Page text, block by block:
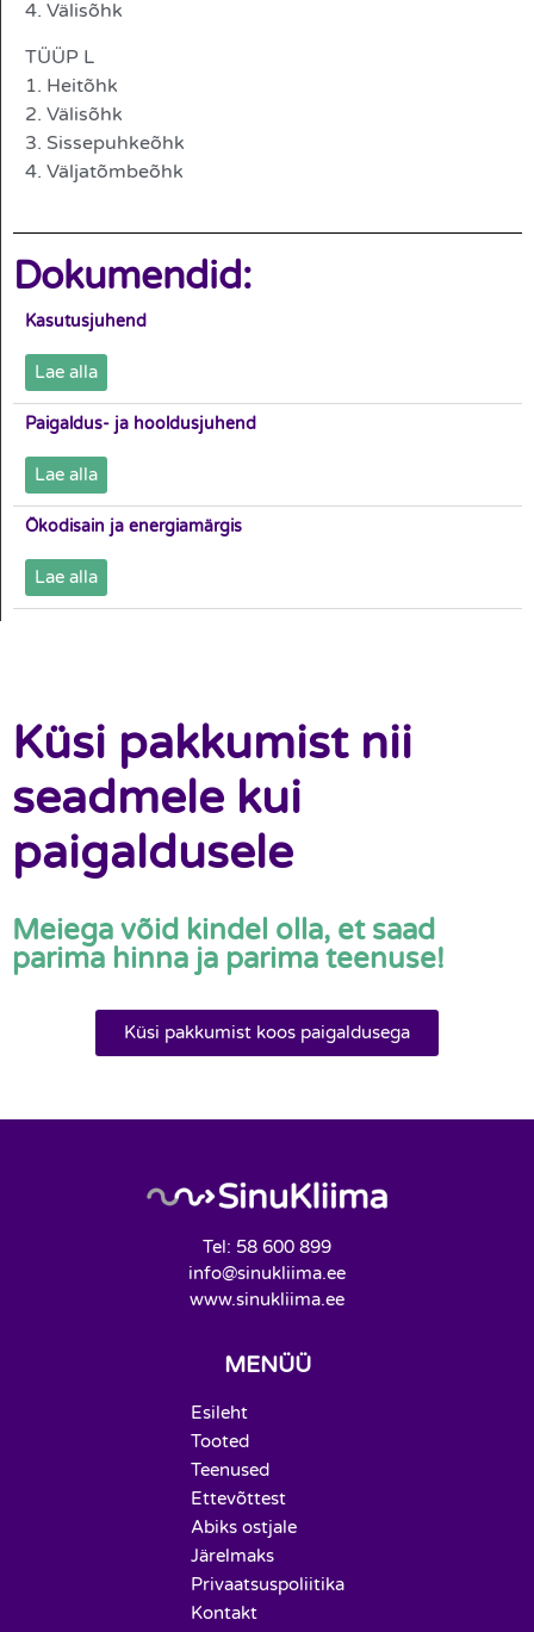
4. Välisõhk
TÜÜP L
1. Heitõhk
2. Välisõhk
3. Sissepuhkeõhk
4. Väljatõmbeõhk
Dokumendid:
Kasutusjuhend
Lae alla
Paigaldus- ja hooldusjuhend
Lae alla
Ökodisain ja energiamärgis
Lae alla
Küsi pakkumist nii
seadmele kui
paigaldusele
Meiega võid kindel olla, et saad
parima hinna ja parima teenuse!
Küsi pakkumist koos paigaldusega
Tel: 58 600 899
info@sinukliima.ee
www.sinukliima.ee
MENÜÜ
Esileht
Tooted
Teenused
Ettevõttest
Abiks ostjale
Järelmaks
Privaatsuspoliitika
Kontakt